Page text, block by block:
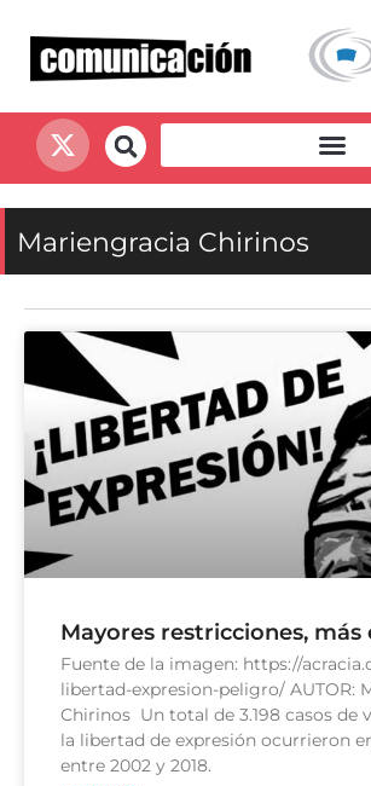
Mariengracia Chirinos
Mayores restricciones,
Fuente de la imagen: https://
libertad-expresion-peligro/ AUTOR:
Chirinos Un total de 3.198 casos de
la libertad de expresión ocurrieron
entre 2002 y 2018.